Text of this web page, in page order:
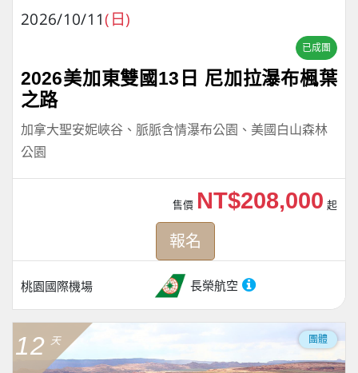
2026/10/11(日)
已成團
2026美加東雙國13日 尼加拉瀑布楓葉
之路
加拿大聖安妮峽谷、脈脈含情瀑布公園、美國白山森林
公園
桃園國際機場 長榮航空
售價 NT$208,000 起
報名
12 天 團體